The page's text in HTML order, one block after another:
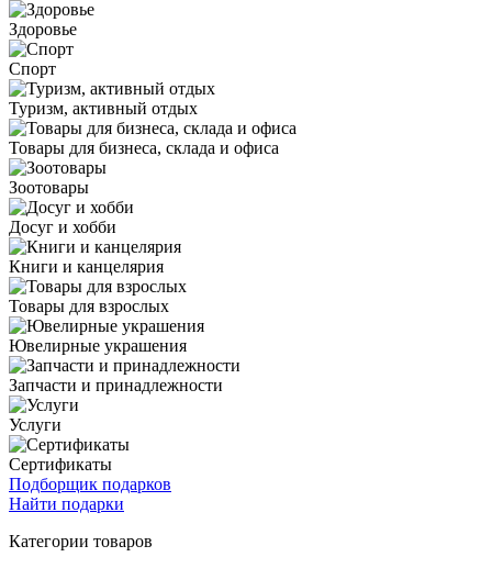
Здоровье
Спорт
Туризм, активный отдых
Товары для бизнеса, склада и офиса
Зоотовары
Досуг и хобби
Книги и канцелярия
Товары для взрослых
Ювелирные украшения
Запчасти и принадлежности
Услуги
Сертификаты
Подборщик подарков
Найти подарки
Категории товаров